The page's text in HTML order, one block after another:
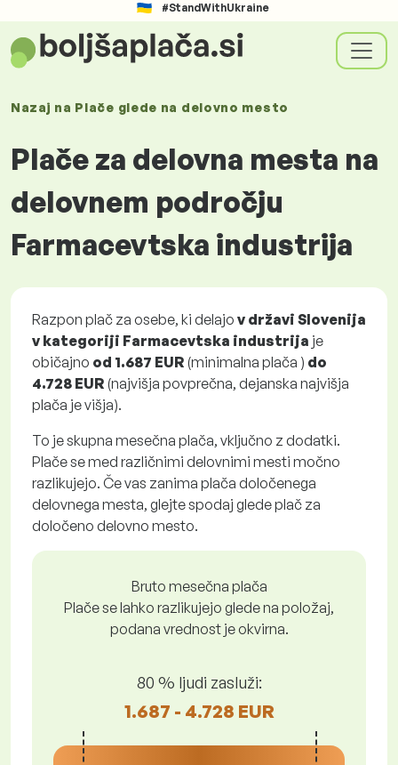
#StandWithUkraine
Nazaj na Plače glede na delovno mesto
Plače za delovna mesta na
delovnem področju
Farmacevtska industrija
Razpon plač za osebe, ki delajo v državi Slovenija
v kategoriji Farmacevtska industrija je
običajno od 1.687 EUR (minimalna plača ) do
4.728 EUR (najvišja povprečna, dejanska najvišja
plača je višja).
To je skupna mesečna plača, vključno z dodatki.
Plače se med različnimi delovnimi mesti močno
razlikujejo. Če vas zanima plača določenega
delovnega mesta, glejte spodaj glede plač za
določeno delovno mesto.
Bruto mesečna plača
Plače se lahko razlikujejo glede na položaj,
podana vrednost je okvirna.
80 % ljudi zasluži:
1.687 - 4.728 EUR